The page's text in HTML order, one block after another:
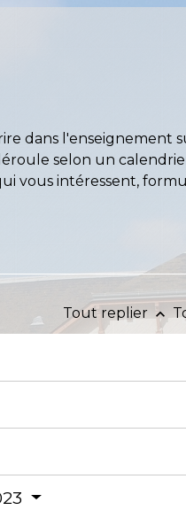
dans l'enseignement
selon un
vous intéressent,
Tout replier keyboard_arrow_up